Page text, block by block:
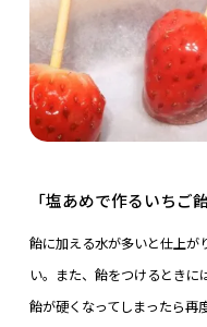
「塩あめで作るいちご
飴に加える水が多いと仕上が
い。また、飴をつけるとき
飴が硬くなってしまったら再